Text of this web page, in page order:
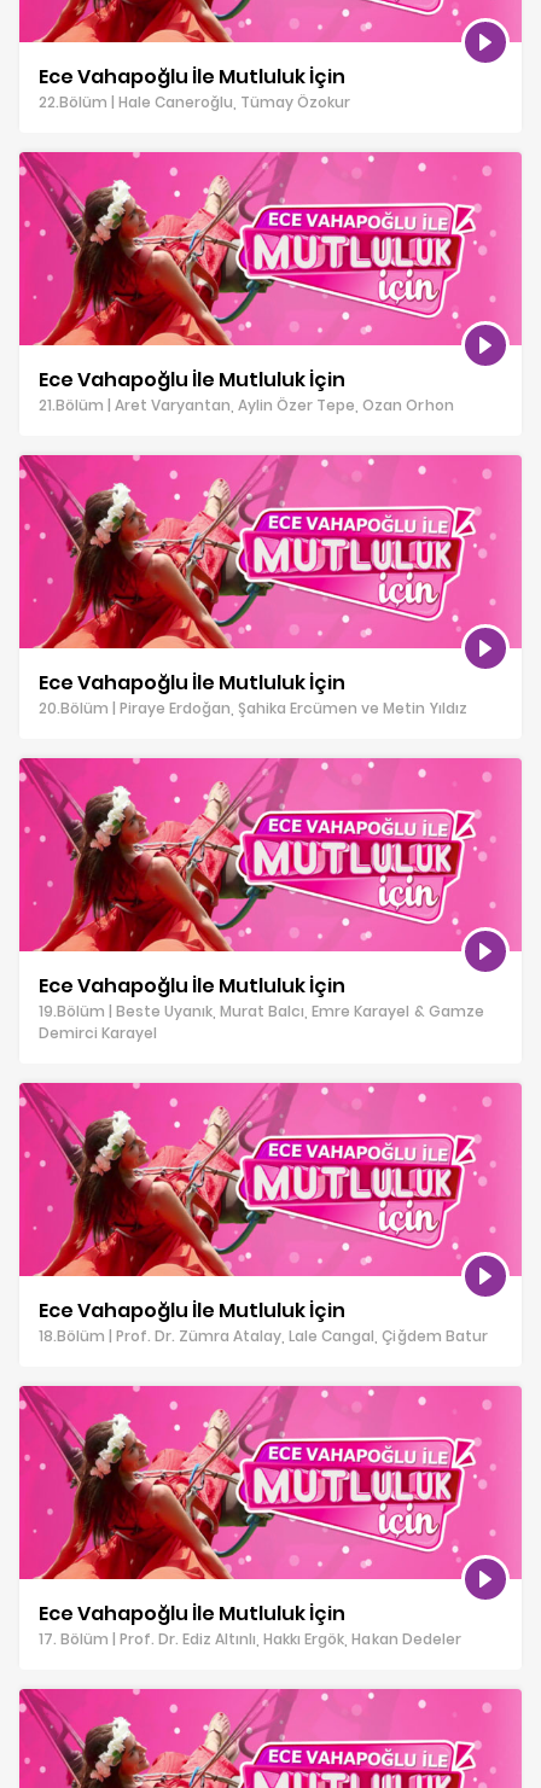
Ece Vahapoğlu İle Mutluluk İçin
22.Bölüm | Hale Caneroğlu, Tümay Özokur
Ece Vahapoğlu İle Mutluluk İçin
21.Bölüm | Aret Varyantan, Aylin Özer Tepe, Ozan Orhon
Ece Vahapoğlu İle Mutluluk İçin
20.Bölüm | Piraye Erdoğan, Şahika Ercümen ve Metin Yıldız
Ece Vahapoğlu İle Mutluluk İçin
19.Bölüm | Beste Uyanık, Murat Balcı, Emre Karayel & Gamze
Demirci Karayel
Ece Vahapoğlu İle Mutluluk İçin
18.Bölüm | Prof. Dr. Zümra Atalay, Lale Cangal, Çiğdem Batur
Ece Vahapoğlu İle Mutluluk İçin
17. Bölüm | Prof. Dr. Ediz Altınlı, Hakkı Ergök, Hakan Dedeler